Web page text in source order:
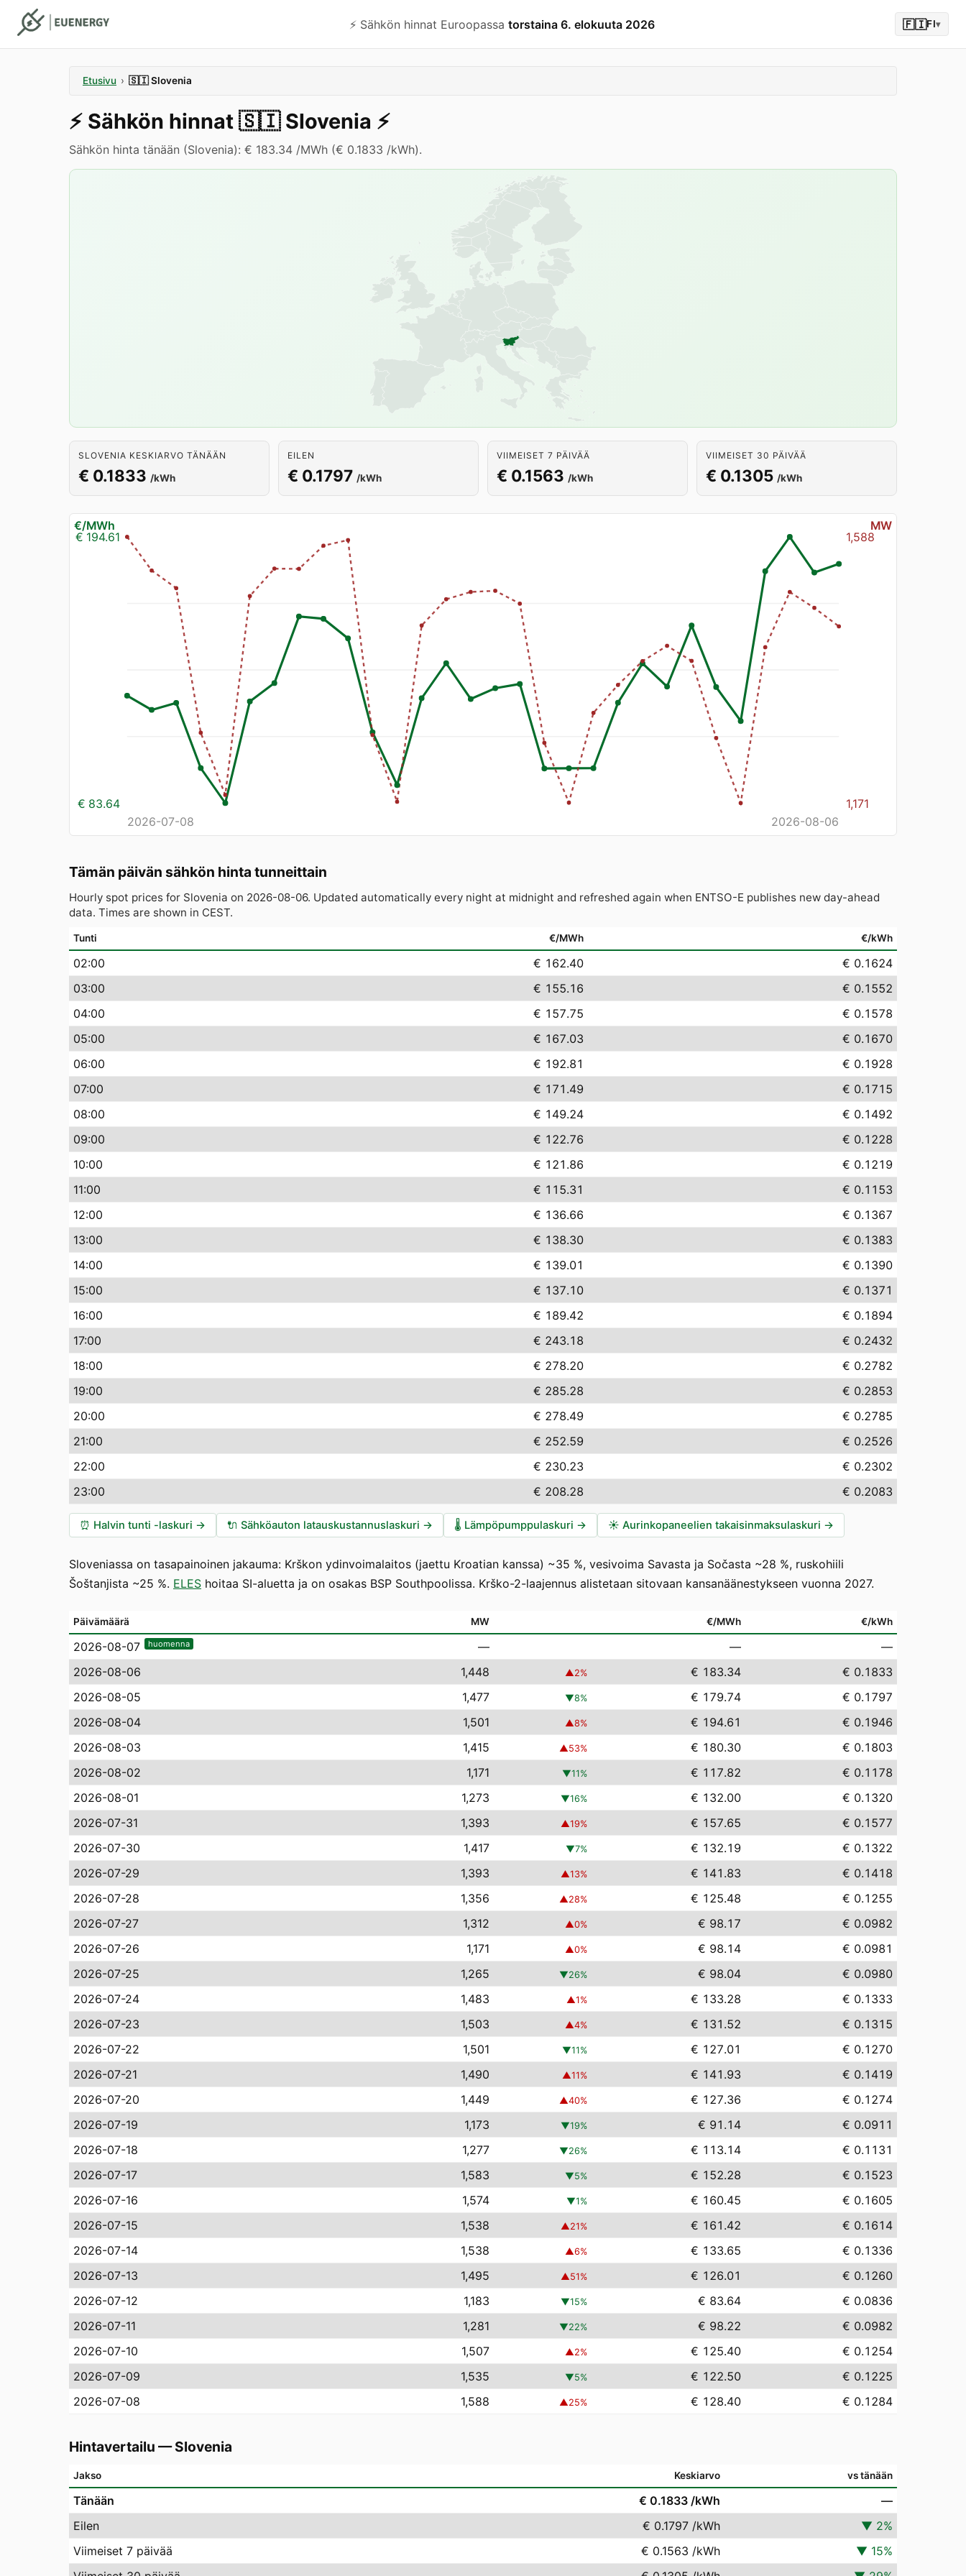
⚡️ Sähkön hinnat Euroopassa torstaina 6. elokuuta 2026 🇫🇮FI▾
Etusivu › 🇸🇮Slovenia
⚡️ Sähkön hinnat 🇸🇮 Slovenia ⚡️
Sähkön hinta tänään (Slovenia): € 183.34 /MWh (€ 0.1833 /kWh).
SLOVENIA KESKIARVO TÄNÄÄN
€ 0.1833 /kWh
EILEN
€ 0.1797 /kWh
VIIMEISET 7 PÄIVÄÄ
€ 0.1563 /kWh
VIIMEISET 30 PÄIVÄÄ
€ 0.1305 /kWh
€ 194.61
€ 83.64
€/MWh
1,588
1,171
MW
2026-07-08 2026-08-06
Tämän päivän sähkön hinta tunneittain
Hourly spot prices for Slovenia on 2026-08-06. Updated automatically every night at midnight and refreshed again when ENTSO-E publishes new day-ahead
data. Times are shown in CEST.
Tunti €/MWh €/kWh
02:00 € 162.40
€ 0.1624
03:00
€ 155.16
€ 0.1552
04:00
€ 157.75
€ 0.1578
05:00
€ 167.03
€ 0.1670
06:00
€ 192.81
€ 0.1928
07:00
€ 171.49
€ 0.1715
08:00
€ 149.24
€ 0.1492
09:00
€ 122.76
€ 0.1228
10:00
€ 121.86
€ 0.1219
11:00
€ 115.31
€ 0.1153
12:00
€ 136.66
€ 0.1367
13:00
€ 138.30
€ 0.1383
14:00
€ 139.01
€ 0.1390
15:00
€ 137.10
€ 0.1371
16:00
€ 189.42
€ 0.1894
17:00
€ 243.18
€ 0.2432
18:00
€ 278.20
€ 0.2782
19:00
€ 285.28
€ 0.2853
20:00
€ 278.49
€ 0.2785
21:00
€ 252.59
€ 0.2526
22:00
€ 230.23
€ 0.2302
23:00
€ 208.28 € 0.2083
⏰ Halvin tunti -laskuri → 🔌 Sähköauton latauskustannuslaskuri → 🌡️ Lämpöpumppulaskuri → ☀️ Aurinkopaneelien takaisinmaksulaskuri →
Sloveniassa on tasapainoinen jakauma: Krškon ydinvoimalaitos (jaettu Kroatian kanssa) ~35 %, vesivoima Savasta ja Sočasta ~28 %, ruskohiili
Šoštanjista ~25 %. ELES hoitaa SI-aluetta ja on osakas BSP Southpoolissa. Krško-2-laajennus alistetaan sitovaan kansanäänestykseen vuonna 2027.
Päivämäärä MW €/MWh €/kWh
2026-08-07 huomenna — —
—
2026-08-06
1,448 ▲2% € 183.34
€ 0.1833
2026-08-05
1,477 ▼8% € 179.74
€ 0.1797
2026-08-04
1,501 ▲8% € 194.61
€ 0.1946
2026-08-03
1,415 ▲53% € 180.30
€ 0.1803
2026-08-02
1,171 ▼11% € 117.82
€ 0.1178
2026-08-01
1,273 ▼16% € 132.00
€ 0.1320
2026-07-31
1,393 ▲19% € 157.65
€ 0.1577
2026-07-30
1,417 ▼7% € 132.19
€ 0.1322
2026-07-29
1,393 ▲13% € 141.83
€ 0.1418
2026-07-28
1,356 ▲28% € 125.48
€ 0.1255
2026-07-27
1,312 ▲0% € 98.17
€ 0.0982
2026-07-26
1,171 ▲0% € 98.14
€ 0.0981
2026-07-25
1,265 ▼26% € 98.04
€ 0.0980
2026-07-24
1,483 ▲1% € 133.28
€ 0.1333
2026-07-23
1,503 ▲4% € 131.52
€ 0.1315
2026-07-22
1,501 ▼11% € 127.01
€ 0.1270
2026-07-21
1,490 ▲11% € 141.93
€ 0.1419
2026-07-20
1,449 ▲40% € 127.36
€ 0.1274
2026-07-19
1,173 ▼19% € 91.14
€ 0.0911
2026-07-18
1,277 ▼26% € 113.14
€ 0.1131
2026-07-17
1,583 ▼5% € 152.28
€ 0.1523
2026-07-16
1,574 ▼1% € 160.45
€ 0.1605
2026-07-15
1,538 ▲21% € 161.42
€ 0.1614
2026-07-14
1,538 ▲6% € 133.65
€ 0.1336
2026-07-13
1,495 ▲51% € 126.01
€ 0.1260
2026-07-12
1,183 ▼15% € 83.64
€ 0.0836
2026-07-11
1,281 ▼22% € 98.22
€ 0.0982
2026-07-10
1,507 ▲2% € 125.40
€ 0.1254
2026-07-09
1,535 ▼5% € 122.50
€ 0.1225
2026-07-08
1,588 ▲25% € 128.40 € 0.1284
Hintavertailu —Slovenia
Jakso Keskiarvo vs tänään
Tänään € 0.1833 /kWh
—
Eilen
€ 0.1797 /kWh ▼ 2%
Viimeiset 7 päivää
€ 0.1563 /kWh ▼ 15%